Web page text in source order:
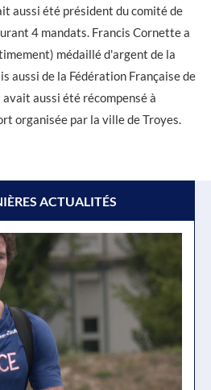
aussi été président du comité de
4 mandats. Francis Cornette a
médaillé d'argent de la
aussi de la Fédération Française de
aussi été récompensé à
organisée par la ville de Troyes.
ACTUALITÉS